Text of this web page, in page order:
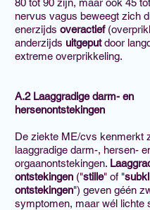
80 tot 90 zijn, maar ook 45
nervus vagus beweegt zich
enerzijds overactief
anderzijds uitgeputdoor
extreme overprikkeling.
A.2 Laaggradige darm- en
hersenontstekingen
De ziekte ME/cvs kenmerkt
laaggradige darm-, hersen-
orgaanontstekingen.
ontstekingen ("stille" of "
ontstekingen") geven géén
symptomen, maar wél lichte